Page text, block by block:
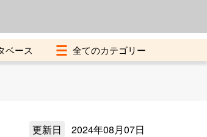
ベース
更新日 2024年08月07日